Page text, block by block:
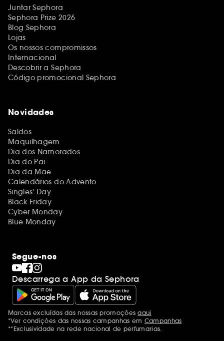
Juntar Sephora
Sephora Prize 2026
Blog Sephora
Lojas
Os nossos compromissos
Internacional
Descobrir a Sephora
Código promocional Sephora
Novidades
Saldos
Maquilhagem
Dia dos Namorados
Dia do Pai
Dia da Mãe
Calendários do Advento
Singles' Day
Black Friday
Cyber Monday
Blue Monday
Segue-nos
Descarrega a App da Sephora
Menções adicionais
Marcas excluídas das nossas promoçõesaqui
*Ver condições das nossas campanhas em Campanhas
**Exclusividade na rede nacional de perfumarias.